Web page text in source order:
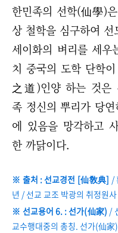
한민족의 선학(仙學)
상 철학을 심구하여
세이화의 벼리를 세우
치 중국의 도학 단학
之道)인양 하는 것은
족 정신의 뿌리가 당
에 있음을 망각하고
한 까닭이다.
※ 출처 : 선교경전 [仙敎典] /
년 / 선교 교조 박광의 취정원
※ 선교용어 6. : 선가(仙家) /
교수행대중의 총칭. 선가(仙